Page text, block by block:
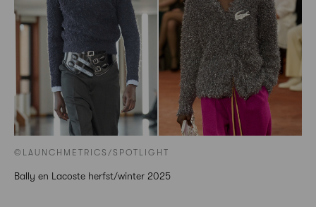
©LAUNCHMETRICS/SPOTLIGHT
Bally en Lacoste herfst/winter 2025